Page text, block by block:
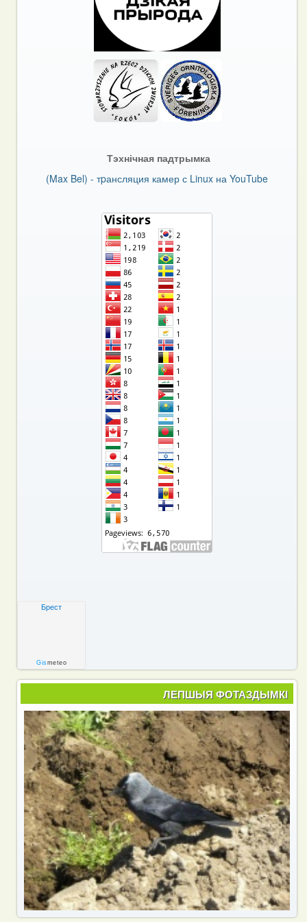
Тэхнічная падтрымка
(Max Bel) - тpансляция камер с Linux на YouTube
Брест
Gismeteo
ЛЕПШЫЯ ФОТАЗДЫМКІ